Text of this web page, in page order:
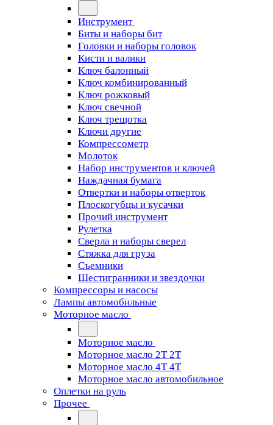
Инструмент
Биты и наборы бит
Головки и наборы головок
Кисти и валики
Ключ балонный
Ключ комбинированный
Ключ рожковый
Ключ свечной
Ключ трещотка
Ключи другие
Компрессометр
Молоток
Набор инструментов и ключей
Наждачная бумага
Отвертки и наборы отверток
Плоскогубцы и кусачки
Прочий инструмент
Рулетка
Сверла и наборы сверел
Стяжка для груза
Съемники
Шестигранники и звездочки
Компрессоры и насосы
Лампы автомобильные
Моторное масло
Моторное масло
Моторное масло 2Т 2T
Моторное масло 4Т 4T
Моторное масло автомобильное
Оплетки на руль
Прочее